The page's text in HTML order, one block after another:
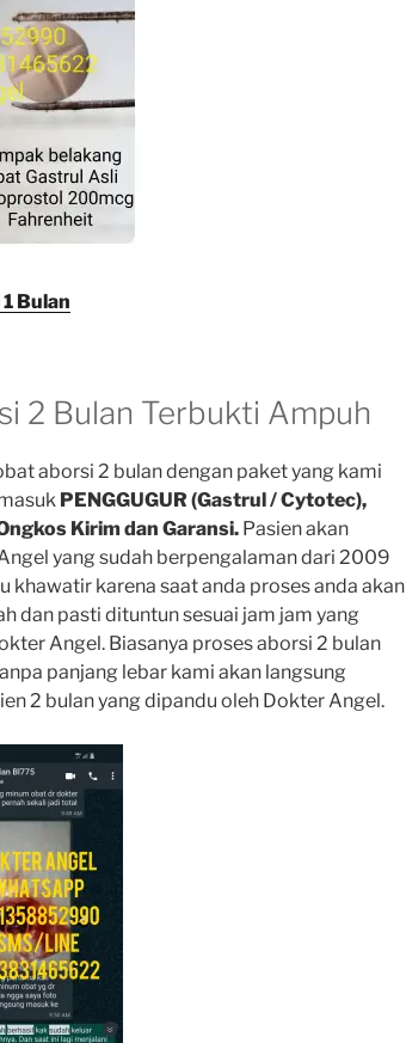
Bulan
2 Bulan Terbukti Ampuh
aborsi 2 bulan dengan paket yang kami
PENGGUGUR (Gastrul / Cytotec),
Kirim dan Garansi. Pasien akan
yang sudah berpengalaman dari 2009
khawatir karena saat anda proses anda akan
dan pasti dituntun sesuai jam jam yang
Angel. Biasanya proses aborsi 2 bulan
panjang lebar kami akan langsung
2 bulan yang dipandu oleh Dokter Angel.